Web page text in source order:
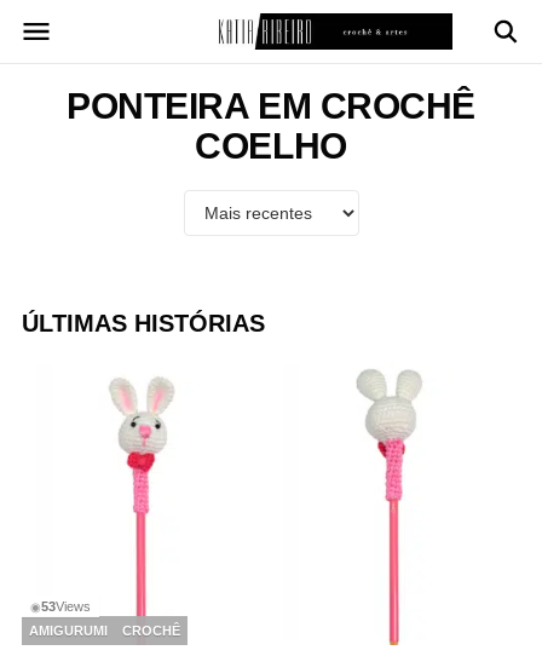
para
conteúdoPONTEIRA EM CROCHÊ
COELHO
ÚLTIMAS HISTÓRIAS
◉53Views
AMIGURUMI
CROCHÊ